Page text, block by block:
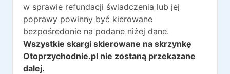
w sprawie refundacji świadczenia lub jej
poprawy powinny być kierowane
bezpośredonie na podane niżej dane.
Wszystkie skargi skierowane na skrzynkę
Otoprzychodnie.pl nie zostaną przekazane
dalej.